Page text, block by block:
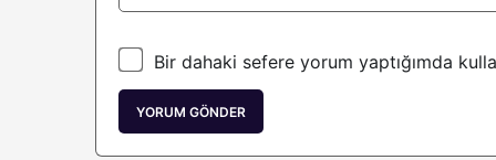
Morpho
United Stables U
Internet Computer
Bir dahaki sefere yorum yaptığımda
YORUM GÖNDER